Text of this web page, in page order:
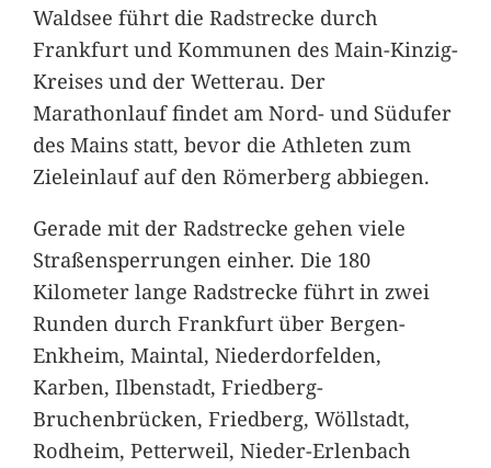
Waldsee führt die Radstrecke durch
Frankfurt und Kommunen des Main-Kinzig-
Kreises und der Wetterau. Der
Marathonlauf findet am Nord- und Südufer
des Mains statt, bevor die Athleten zum
Zieleinlauf auf den Römerberg abbiegen.
Gerade mit der Radstrecke gehen viele
Straßensperrungen einher. Die 180
Kilometer lange Radstrecke führt in zwei
Runden durch Frankfurt über Bergen-
Enkheim, Maintal, Niederdorfelden,
Karben, Ilbenstadt, Friedberg-
Bruchenbrücken, Friedberg, Wöllstadt,
Rodheim, Petterweil, Nieder-Erlenbach